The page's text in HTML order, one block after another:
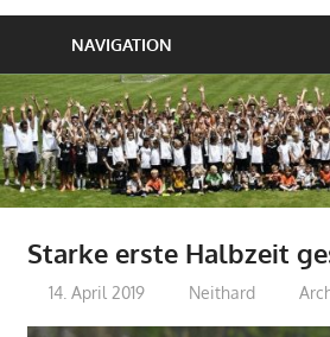
NAVIGATION
Starke erste Halbzeit
14. April 2019 Neithard